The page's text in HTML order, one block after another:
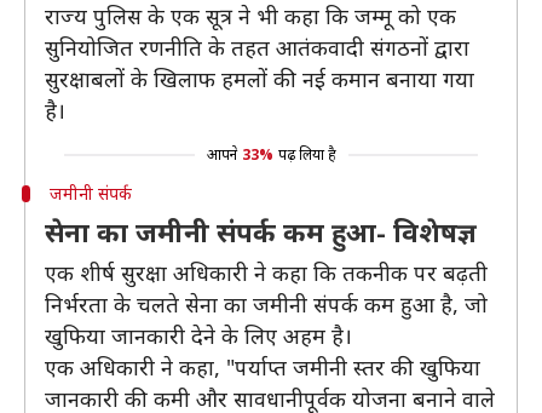
राज्य पुलिस के एक सूत्र ने भी कहा कि जम्मू को एक
सुनियोजित रणनीति के तहत आतंकवादी संगठनों द्वारा
सुरक्षाबलों के खिलाफ हमलों की नई कमान बनाया गया
है।
आपने 33% पढ़ लिया है
जमीनी संपर्क
सेना का जमीनी संपर्क कम हुआ- विशेषज्ञ
एक शीर्ष सुरक्षा अधिकारी ने कहा कि तकनीक पर बढ़ती
निर्भरता के चलते सेना का जमीनी संपर्क कम हुआ है, जो
खुफिया जानकारी देने के लिए अहम है।
एक अधिकारी ने कहा, "पर्याप्त जमीनी स्तर की खुफिया
जानकारी की कमी और सावधानीपूर्वक योजना बनाने वाले